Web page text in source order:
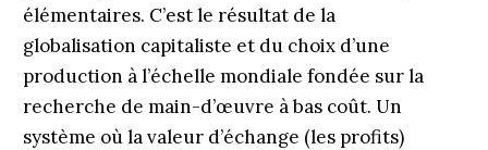
élémentaires. C’est le résultat de la
globalisation capitaliste et du choix d’une
production à l’échelle mondiale fondée sur la
recherche de main-d’œuvre à bas coût. Un
système où la valeur d’échange (les profits)